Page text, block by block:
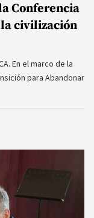
Conferencia
la civilización
En el marco de la
para Abandonar